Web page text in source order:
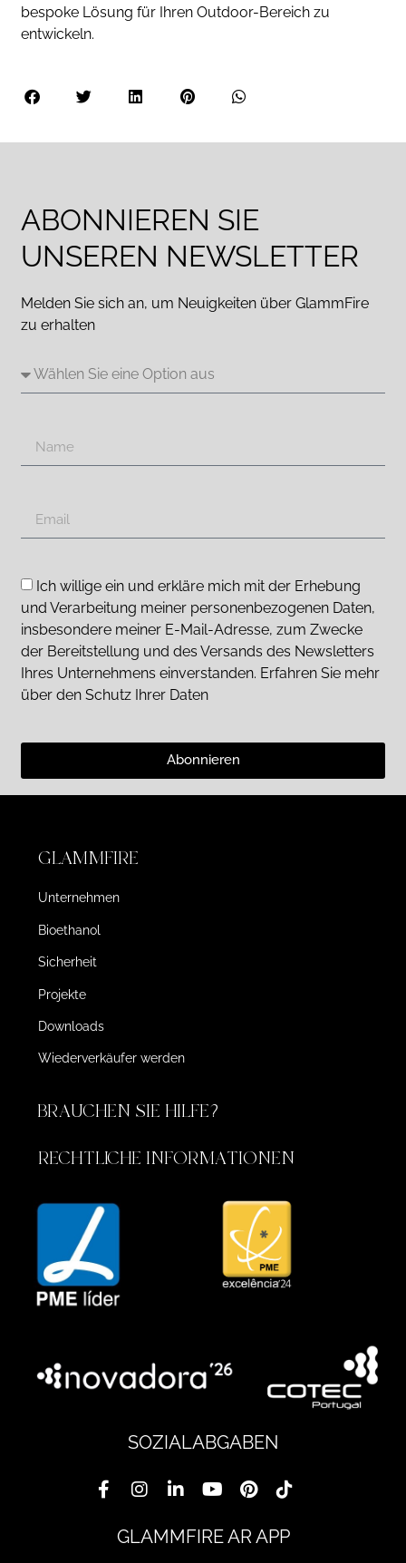
bespoke Lösung für Ihren Outdoor-Bereich zu
entwickeln.
ABONNIEREN SIE
UNSEREN NEWSLETTER
Melden Sie sich an, um Neuigkeiten über GlammFire
zu erhalten
Ich willige ein und erkläre mich mit der Erhebung
und Verarbeitung meiner personenbezogenen Daten,
insbesondere meiner E-Mail-Adresse, zum Zwecke
der Bereitstellung und des Versands des Newsletters
Ihres Unternehmens einverstanden. Erfahren Sie mehr
über den Schutz Ihrer Daten
Abonnieren
GLAMMFIRE
Unternehmen
Bioethanol
Sicherheit
Projekte
Downloads
Wiederverkäufer werden
BRAUCHEN SIE HILFE?
RECHTLICHE INFORMATIONEN
SOZIALABGABEN
GLAMMFIRE AR APP